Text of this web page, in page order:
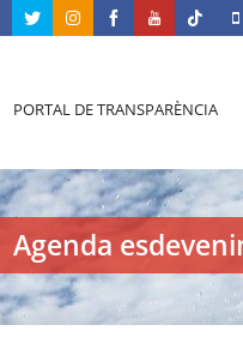
PORTAL DE TRANSPARÈNCIA
Agenda